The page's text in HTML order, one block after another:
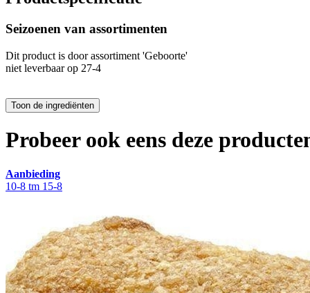
Seizoenen van assortimenten
Dit product is door assortiment 'Geboorte'
niet leverbaar op 27-4
Probeer ook eens deze
Aanbieding
10-8 tm 15-8